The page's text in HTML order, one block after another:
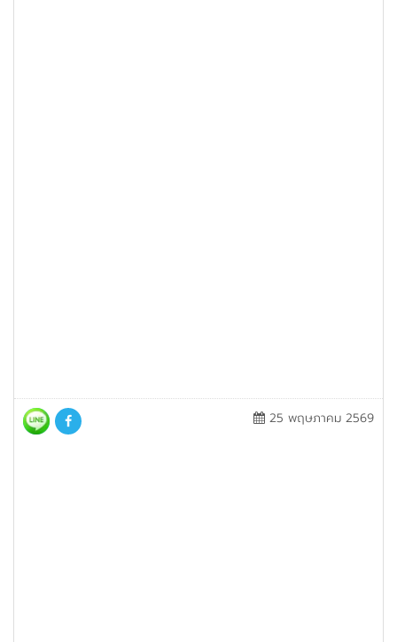
25 พฤษภาคม 2569